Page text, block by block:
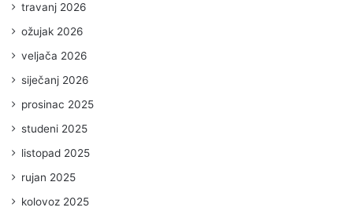
travanj 2026
ožujak 2026
veljača 2026
siječanj 2026
prosinac 2025
studeni 2025
listopad 2025
rujan 2025
kolovoz 2025